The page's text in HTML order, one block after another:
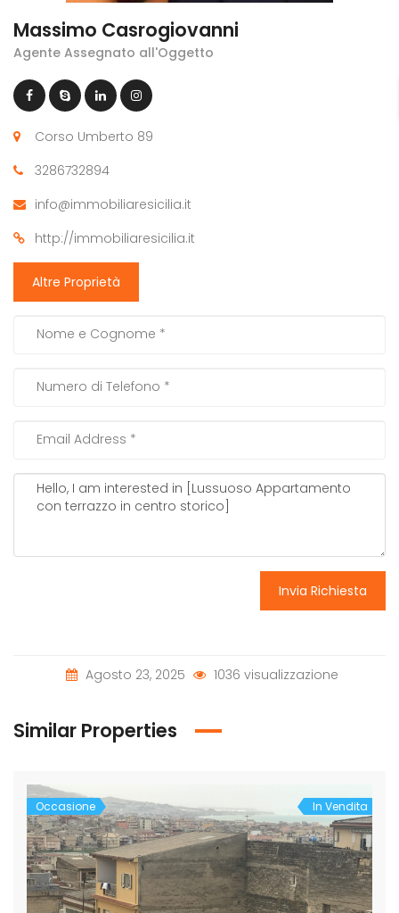
Massimo Casrogiovanni
Agente Assegnato all'Oggetto
Corso Umberto 89
3286732894
info@immobiliaresicilia.it
http://immobiliaresicilia.it
Altre Proprietà
Invia Richiesta
Agosto 23, 2025 1036 visualizzazione
Similar Properties
Occasione In Vendita